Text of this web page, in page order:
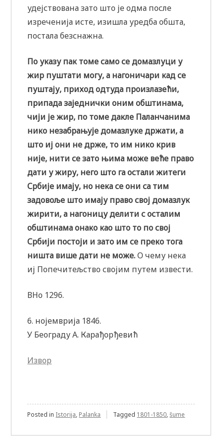
удејствована зато што је одма после
изреченија исте, изишла уредба обшта,
постала безснажна.
По указу пак томе само се домазлуци у
жир пуштати могу, а нагоничари кад се
пуштају, приход одтуда произлазећи,
припада заједнички оним обштинама,
чији је жир, по томе дакле Паланчанима
нико незабрањује домазлуке држати, а
што иј они не држе, то им нико крив
није, нити се зато њима може веће право
дати у жиру, него што га остали житеги
Србије имају, но нека се они са тим
задовоље што имају право свој домазлук
жирити, а нагоницу делити с осталим
обштинама онако као што то по свој
Србији постоји и зато им се преко тога
ништа више дати не може.О чему нека
иј Попечитељство својим путем извести.
ВНо 1296.
6. нојемврија 1846.
У Београду А. Карађорђевић
Извор
Posted in Istorija, Palanka Tagged 1801-1850,šume